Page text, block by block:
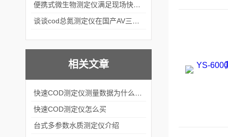
相关文章
快速COD测定仪怎么买
台式多参数水质测定仪介绍